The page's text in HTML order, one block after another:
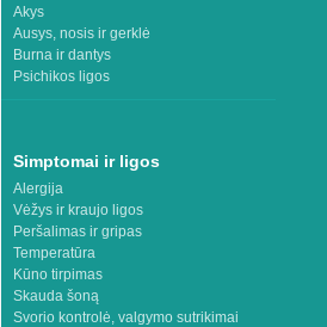
Akys
Ausys, nosis ir gerklė
Burna ir dantys
Psichikos ligos
Simptomai ir ligos
Alergija
Vėžys ir kraujo ligos
Peršalimas ir gripas
Temperatūra
Kūno tirpimas
Skauda šoną
Svorio kontrolė, valgymo sutrikimai